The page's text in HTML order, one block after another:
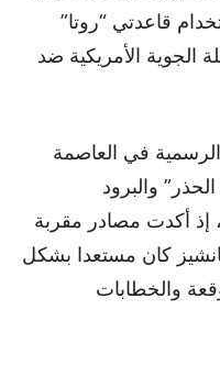
قاعدتي “روتا”
الجوية الأمريكية ضد
في العاصمة
والبرود
إذ أكدت مصادر مقربة
كان مستعدا بشكل
والخطابات